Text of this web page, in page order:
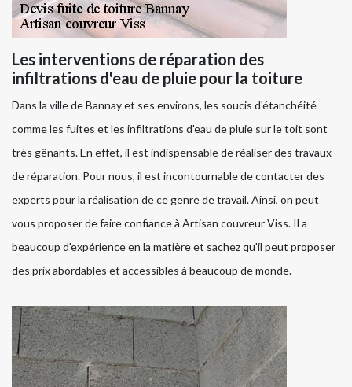
Les interventions de réparation des
infiltrations d'eau de pluie pour la toiture
Dans la ville de Bannay et ses environs, les soucis d'étanchéité
comme les fuites et les infiltrations d'eau de pluie sur le toit sont
très gênants. En effet, il est indispensable de réaliser des travaux
de réparation. Pour nous, il est incontournable de contacter des
experts pour la réalisation de ce genre de travail. Ainsi, on peut
vous proposer de faire confiance à Artisan couvreur Viss. Il a
beaucoup d'expérience en la matière et sachez qu'il peut proposer
des prix abordables et accessibles à beaucoup de monde.